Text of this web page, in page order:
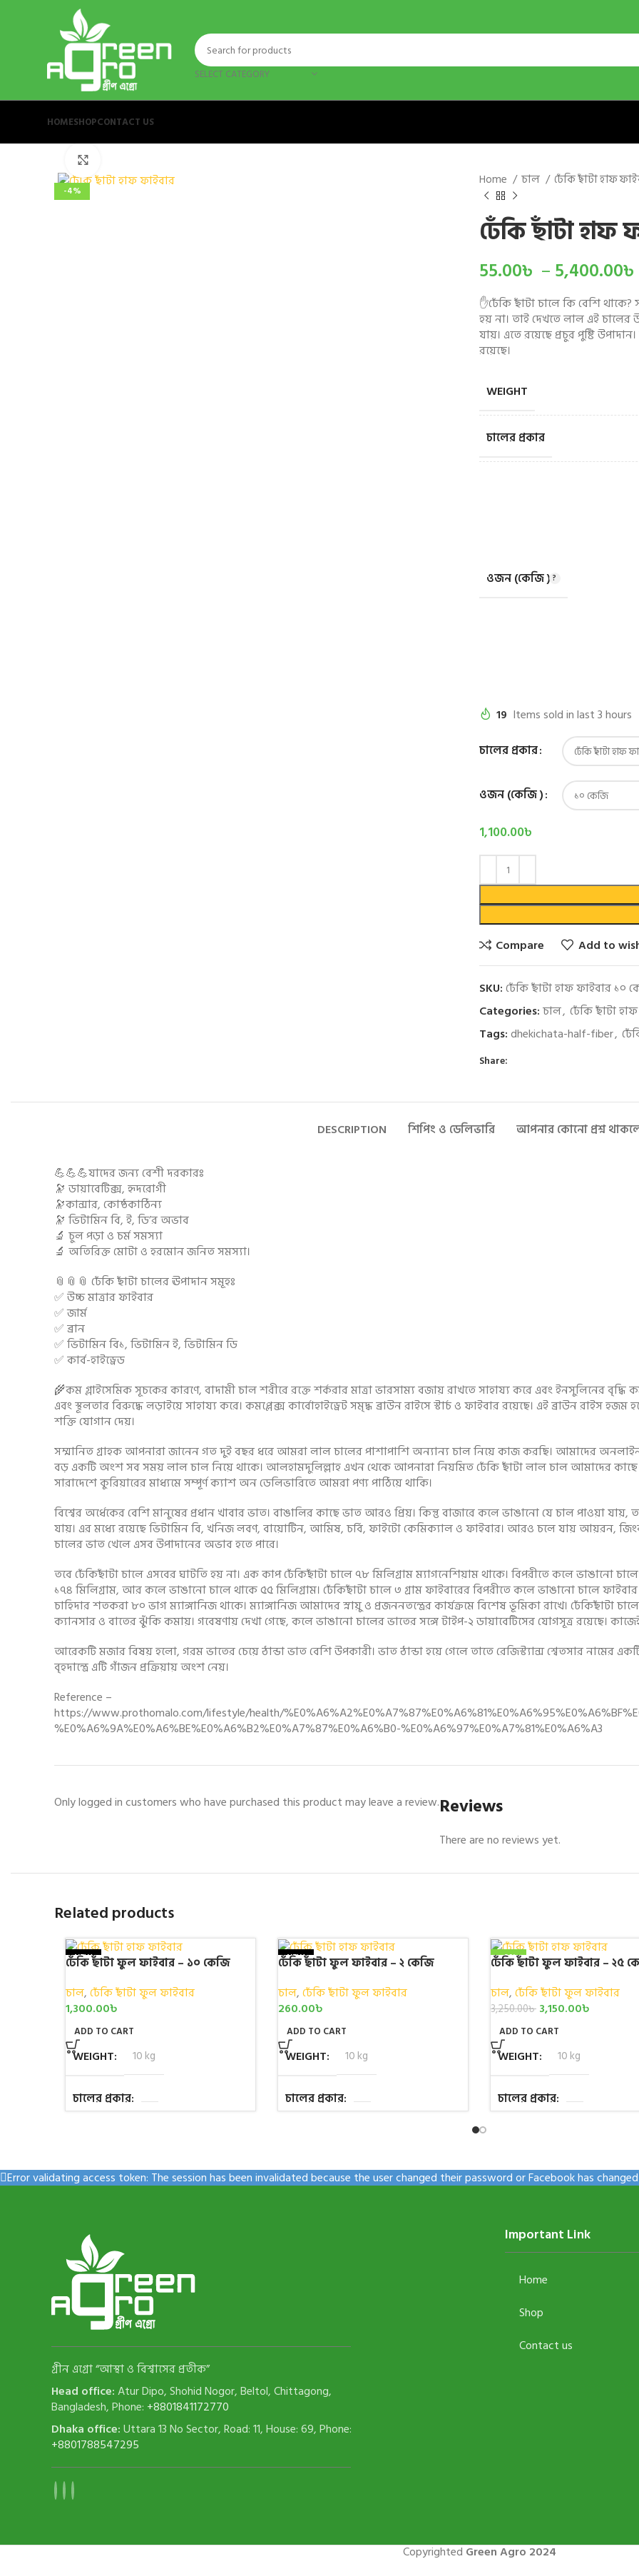
SELECT CATEGORY
HOMESHOPCONTACT US
-4%
Home চাল ঢেঁকি ছাঁটা হাফ
ঢেঁকি ছাঁটা হাফ
55.00৳ – 5,400.00৳
✋ঢেঁকি ছাঁটা চালে কি বেশি
হয় না। তাই দেখতে লাল এই চালের
যায়। এতে রয়েছে প্রচুর পুষ্টি
রয়েছে।
WEIGHT
চালের প্রকার
ওজন (কেজি )
19 Items sold in last 3 hours
চালের প্রকার
ওজন (কেজি )
1,100.00৳
Compare
Add to
SKU:ঢেঁকি ছাঁটা হাফ ফাইবার ১০
Categories:চাল, ঢেঁকি ছাঁটা
Tags:dhekichata-half-fiber,
Share:
DESCRIPTION শিপিং ও ডেলিভারি আপনার কোনো প্রশ্ন
💪💪💪যাদের জন্য বেশী দরকারঃ
🔭 ডায়াবেটিক্স, হৃদরোগী
🔭কান্সার, কোষ্ঠকাঠিন্য
🔭 ভিটামিন বি, ই, ডি’র অভাব
🔬 চুল পড়া ও চর্ম সমস্যা
🔬 অতিরিক্ত মোটা ও হরমোন জনিত সমস্যা।
📎📎📎 ঢেঁকি ছাঁটা চালের ঊপাদান সমূহঃ
✅ উচ্চ মাত্রার ফাইবার
✅ জার্ম
✅ ব্রান
✅ ভিটামিন বি১, ভিটামিন ই, ভিটামিন ডি
✅ কার্ব-হাইড্রেড
🌾কম গ্লাইসেমিক সূচকের কারণে, বাদামী চাল শরীরে রক্তে শর্করার মাত্রা ভারসাম্য বজায় রাখতে সাহায্য করে এবং ইনসুলিনের বৃদ্ধি
এবং স্থূলতার বিরুদ্ধে লড়াইয়ে সাহায্য করে। কমপ্লেক্স কার্বোহাইড্রেট সমৃদ্ধ ব্রাউন রাইসে স্টার্চ ও ফাইবার রয়েছে। এই ব্রাউন রাইস
শক্তি যোগান দেয়।
সম্মানিত গ্রাহক আপনারা জানেন গত দুই বছর ধরে আমরা লাল চালের পাশাপাশি অন্যান্য চাল নিয়ে কাজ করছি। আমাদের
বড় একটি অংশ সব সময় লাল চাল নিয়ে থাকে। আলহামদুলিল্লাহ এখন থেকে আপনারা নিয়মিত ঢেঁকি ছাঁটা লাল চাল আমাদের কাছে
সারাদেশে কুরিয়ারের মাধ্যমে সম্পূর্ণ ক্যাশ অন ডেলিভারিতে আমরা পণ্য পাঠিয়ে থাকি।
বিশ্বের অর্ধেকের বেশি মানুষের প্রধান খাবার ভাত। বাঙালির কাছে ভাত আরও প্রিয়। কিন্তু বাজারে কলে ভাঙানো যে চাল পাওয়া
যায়। এর মধ্যে রয়েছে ভিটামিন বি, খনিজ লবণ, বায়োটিন, আমিষ, চর্বি, ফাইটো কেমিক্যাল ও ফাইবার। আরও চলে যায় আয়রন,
চালের ভাত খেলে এসব উপাদানের অভাব হতে পারে।
তবে ঢেঁকিছাঁটা চালে এসবের ঘাটতি হয় না। এক কাপ ঢেঁকিছাঁটা চালে ৭৮ মিলিগ্রাম ম্যাগনেশিয়াম থাকে। বিপরীতে কলে ভাঙানো
১৭৪ মিলিগ্রাম, আর কলে ভাঙানো চালে থাকে ৫৫ মিলিগ্রাম। ঢেঁকিছাঁটা চালে ৩ গ্রাম ফাইবারের বিপরীতে কলে ভাঙানো চালে
চাহিদার শতকরা ৮০ ভাগ ম্যাঙ্গানিজ থাকে। ম্যাঙ্গানিজ আমাদের স্নায়ু ও প্রজননতন্ত্রের কার্যক্রমে বিশেষ ভূমিকা রাখে। ঢেঁকিছাঁটা
ক্যানসার ও বাতের ঝুঁকি কমায়। গবেষণায় দেখা গেছে, কলে ভাঙানো চালের ভাতের সঙ্গে টাইপ-২ ডায়াবেটিসের যোগসূত্র রয়েছে।
আরেকটি মজার বিষয় হলো, গরম ভাতের চেয়ে ঠান্ডা ভাত বেশি উপকারী। ভাত ঠান্ডা হয়ে গেলে তাতে রেজিস্ট্যান্স শ্বেতসার নামের
বৃহদান্ত্রে এটি গাঁজন প্রক্রিয়ায় অংশ নেয়।
Reference –
https://www.prothomalo.com/lifestyle/health/
%E0%A6%9A%E0%A6%BE%E0%A6%B2%E0%A7%87%E0%A6%B0-%E0%A6%97%E0%A7%81%E0%A6%A3
Reviews
There are no reviews yet.
Only logged in customers who have purchased this product may leave a review.
Related products
NEW
ঢেঁকি ছাঁটা ফুল ফাইবার – ১০ কেজি
চাল,ঢেঁকি ছাঁটা ফুল ফাইবার
1,300.00৳
ADD TO CART
WEIGHT 10 kg
চালের প্রকার
NEW
ঢেঁকি ছাঁটা ফুল ফাইবার – ২ কেজি
চাল,ঢেঁকি ছাঁটা ফুল ফাইবার
260.00৳
ADD TO CART
WEIGHT 10 kg
চালের প্রকার
-3%
ঢেঁকি ছাঁটা ফুল ফাইবার – ২৫
চাল,ঢেঁকি ছাঁটা ফুল ফাইবার
3,250.00৳ 3,150.00৳
ADD TO CART
WEIGHT 10 kg
চালের প্রকার
Error validating access token: The session has been invalidated because the user changed their password or Facebook has
গ্রীন এগ্রো “আস্থা ও বিশ্বাসের প্রতীক”
Head office:Atur Dipo, Shohid Nogor, Beltol, Chittagong,
Bangladesh, Phone: +8801841172770
Dhaka office:Uttara 13 No Sector, Road: 11, House: 69, Phone:
+8801788547295
Important Link
Home
Shop
Contact us
Copyrighted Green Agro 2024